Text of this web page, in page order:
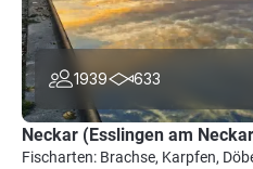
1939 633
Neckar (Esslingen am
Fischarten: Brachse, Karpfen,